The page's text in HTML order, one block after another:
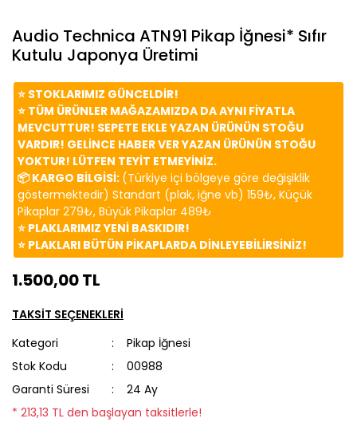
Audio Technica ATN91 Pikap İğnesi* Sıfır
Kutulu Japonya Üretimi
⭐️ STOKLARIMIZ GÜNCELDİR!
⭐️ TÜM ÜRÜNLER MAĞAZAMIZDA DA AYNI FİYATLA
MEVCUTTUR! SEPETE EKLE YAZAN ÜRÜNÜN STOĞU
VARDIR! GELİNCE HABER VER YAZAN ÜRÜNÜN STOĞU
YOKTUR! LÜTFEN TEYİT ETMEYİNİZ.
📦 KARGO BİLGİSİ: (Türkiye içi bölgeye göre değişiklik
göstermektedir) Standart (plak, iğne vb) 159₺, Küçük
Pikaplar 279₺, Büyük Pikaplar 489₺
⭐️ PLAKLARIMIZ YENİ BASKIDIR!
⭐️ PLAKLARI BÜTÜN PİKAPLARDA DİNLEYEBİLİRSİNİZ!
1.500,00 TL
TAKSİT SEÇENEKLERİ
Kategori
Pikap İğnesi
Stok Kodu
00988
Garanti Süresi
24 Ay
* 213,13 TL den başlayan taksitlerle!